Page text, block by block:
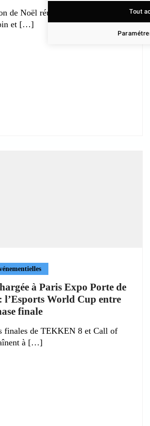
de Noël réussie ne se résume
et
à Paris Expo Porte de
l’Esports World Cup entre
finale
finales de TEKKEN 8 et Call of
à
Tout